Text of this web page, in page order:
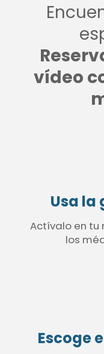
vídeo
Usa la
Actívalo en
los
Escoge